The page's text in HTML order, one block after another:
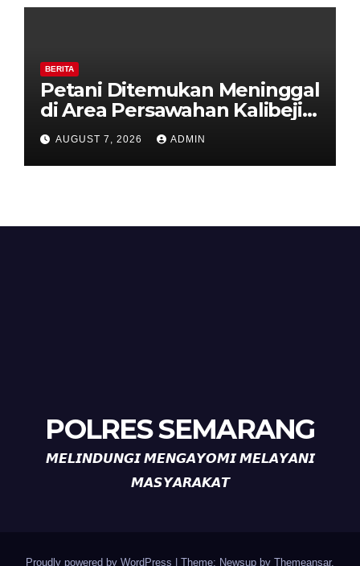
BERITA
Petani Ditemukan Meninggal
di Area Persawahan Kalibeji,
Polisi Pastikan Tidak Ada
Tanda Kekerasan
AUGUST 7, 2026 ADMIN
POLRES SEMARANG
𝙈𝙀𝙇𝙄𝙉𝘿𝙐𝙉𝙂𝙄 𝙈𝙀𝙉𝙂𝘼𝙔𝙊𝙈𝙄 𝙈𝙀𝙇𝘼𝙔𝘼𝙉𝙄
𝙈𝘼𝙎𝙔𝘼𝙍𝘼𝙆𝘼𝙏
Proudly powered by WordPress Theme: Newsup by Themeansar.